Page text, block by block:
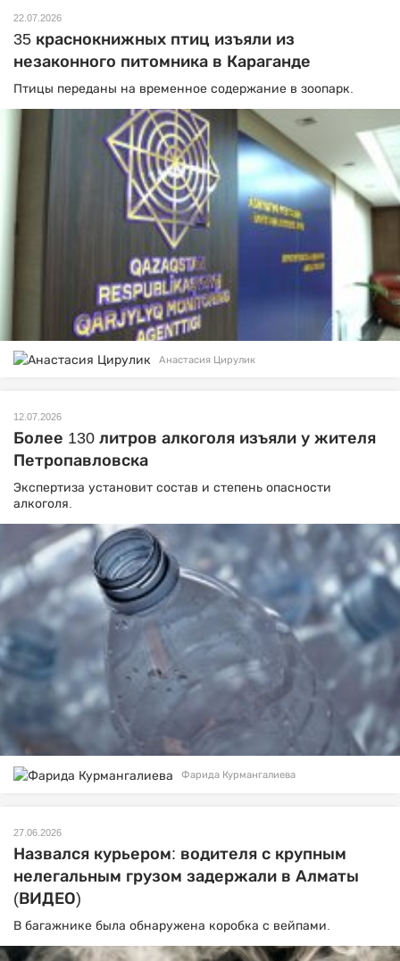
22.07.2026
35 краснокнижных птиц изъяли из
незаконного питомника в Караганде
Птицы переданы на временное содержание в зоопарк.
Анастасия Цирулик
12.07.2026
Более 130 литров алкоголя изъяли у жителя
Петропавловска
Экспертиза установит состав и степень опасности
алкоголя.
Фарида Курмангалиева
27.06.2026
Назвался курьером: водителя с крупным
нелегальным грузом задержали в Алматы
(ВИДЕО)
В багажнике была обнаружена коробка с вейпами.